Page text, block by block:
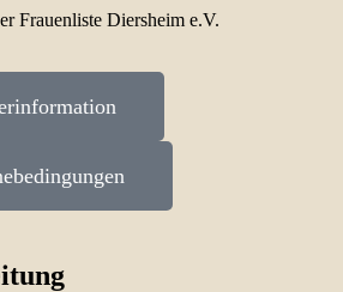
Frauenliste Diersheim e.V.